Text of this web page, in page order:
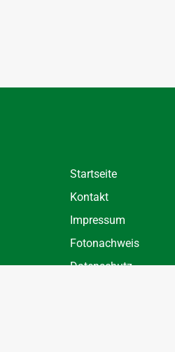
Startseite
Kontakt
Impressum
Fotonachweis
Datenschutz